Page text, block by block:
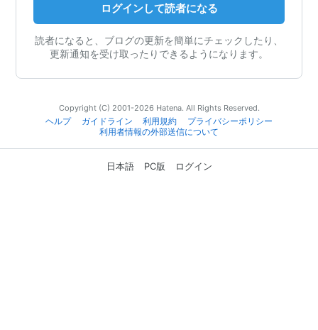
ログインして読者になる
読者になると、ブログの更新を簡単にチェックしたり、
更新通知を受け取ったりできるようになります。
Copyright (C) 2001-2026 Hatena. All Rights Reserved.
ヘルプ
ガイドライン 利用規約
プライバシーポリシー
利用者情報の外部送信について
日本語 PC版 ログイン